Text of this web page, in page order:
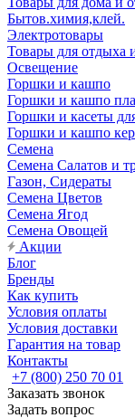
Бытов.химия,клей.
Электротовары
Товары для отдыха
Освещение
Горшки и кашпо
Горшки и кашпо
Горшки и касеты
Горшки и кашпо
Семена
Семена Салатов и
Газон, Сидераты
Семена Цветов
Семена Ягод
Семена Овощей
Акции
Блог
Бренды
Как купить
Условия оплаты
Условия доставки
Гарантия на товар
Контакты
+7 (800) 250 70 01
Заказать звонок
Задать вопрос